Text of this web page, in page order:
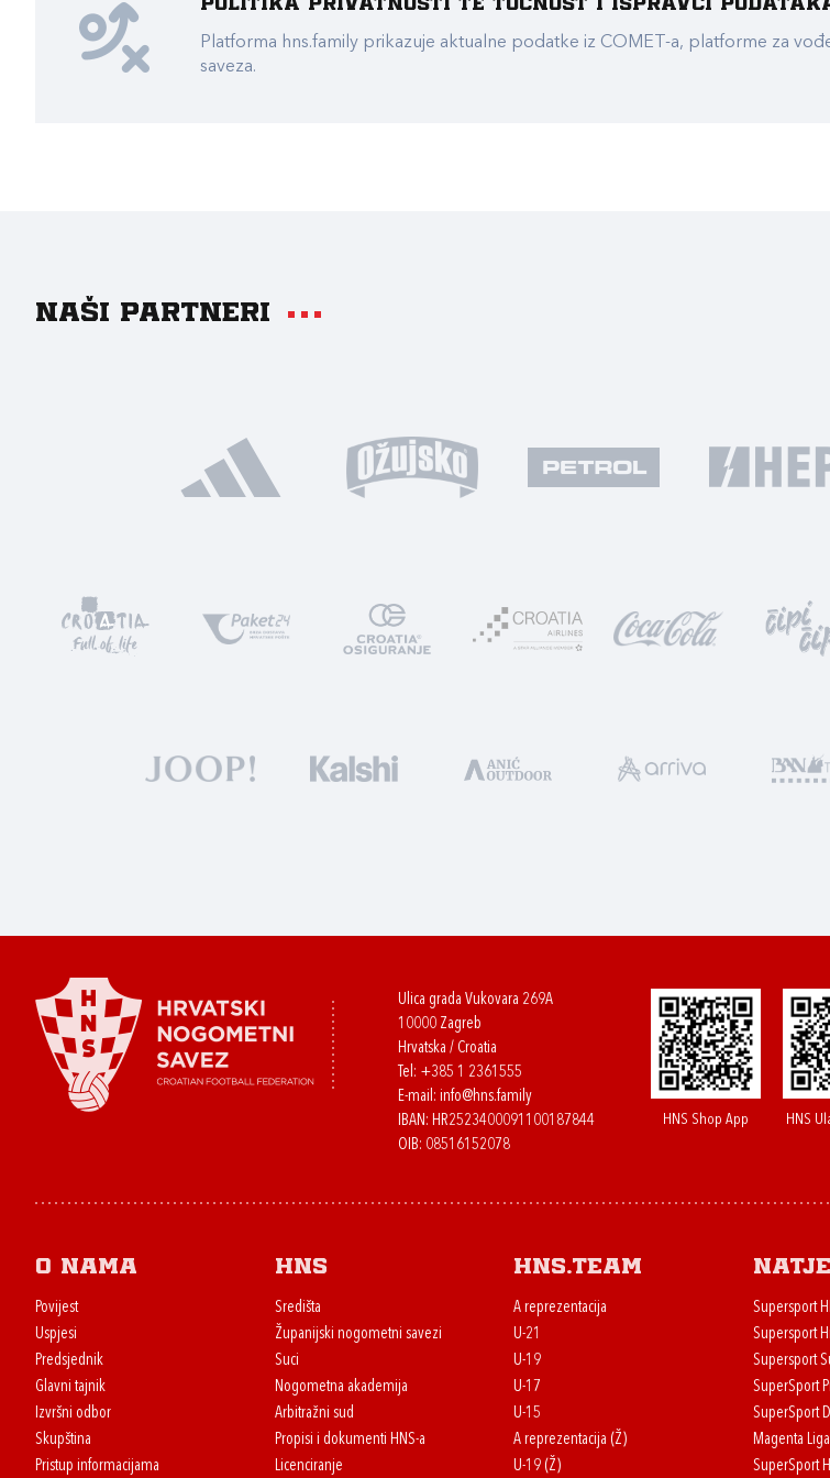
Politika privatnosti te točnost i ispravci
Platforma hns.family prikazuje aktualne podatke iz COMET-a, platforme za
saveza.
Naši partneri
Ulica grada Vukovara 269A
10000 Zagreb
Hrvatska / Croatia
Tel: +385 1 2361555
E-mail: info@hns.family
IBAN: HR2523400091100187844
OIB: 08516152078
HNS Shop App HNS
O nama
Povijest
Uspjesi
Predsjednik
Glavni tajnik
Izvršni odbor
Skupština
Pristup informacijama
HNS
Središta
Županijski nogometni savezi
Suci
Nogometna akademija
Arbitražni sud
Propisi i dokumenti HNS-a
Licenciranje
HNS.team
A reprezentacija
U-21
U-19
U-17
U-15
A reprezentacija (Ž)
U-19 (Ž)
Supersport
Supersport
Supersport
SuperSport
SuperSport
Magenta Liga
SuperSport